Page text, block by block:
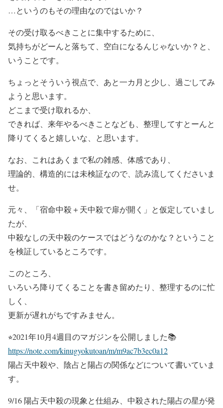
…というのもその理由なのではいか？
その受け取るべきことに集中するために、
気持ちがどーんと落ちて、空白になるんじゃないか？と、
いうことです。
ちょっとそういう視点で、あと一カ月と少し、過ごしてみ
ようと思います。
どこまで受け取れるか、
できれば、来年やるべきことなども、整理してすとーんと
降りてくると嬉しいな、と思います。
なお、これはあくまで私の雑感、体感であり、
理論的、構造的には未検証なので、読み流してくださいま
せ。
元々、「宿命中殺＋天中殺で扉が開く」と仮定していまし
たが、
中殺なしの天中殺のケースではどうなのかな？ということ
を検証しているところです。
このところ、
いろいろ降りてくることを書き留めたり、整理するのに忙
しく、
更新が遅れがちですみません。
⭐︎2021年10月4週目のマガジンを公開しました📚
https://note.com/kinugyokutoan/m/m9ac7b3ec0a12
陽占天中殺や、陰占と陽占の関係などについて書いていま
す。
9/16 陽占天中殺の現象と仕組み、中殺された陽占の星が発